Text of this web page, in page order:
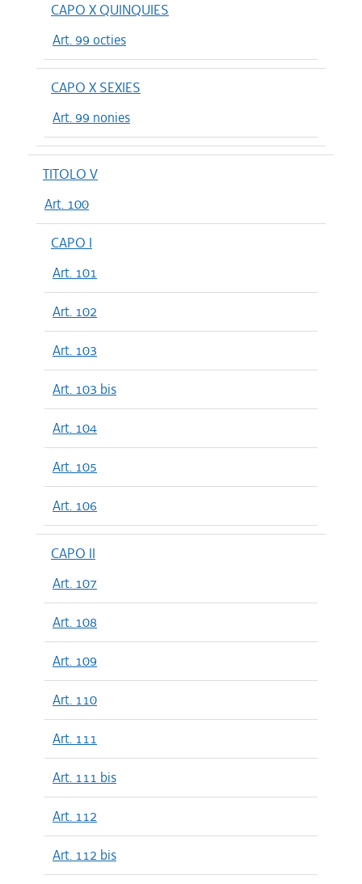
CAPO X QUINQUIES
Art. 99 octies
CAPO X SEXIES
Art. 99 nonies
TITOLO V
Art. 100
CAPO I
Art. 101
Art. 102
Art. 103
Art. 103 bis
Art. 104
Art. 105
Art. 106
CAPO II
Art. 107
Art. 108
Art. 109
Art. 110
Art. 111
Art. 111 bis
Art. 112
Art. 112 bis